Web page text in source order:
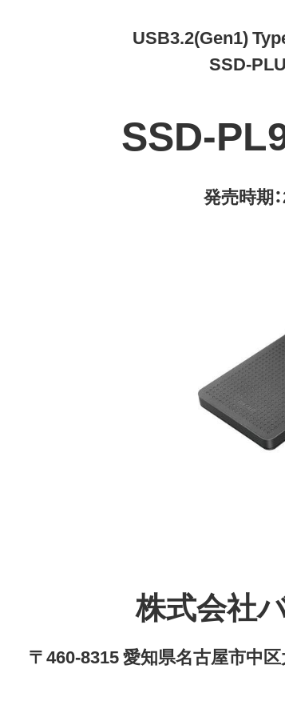
USB3.2(Gen1)
SSD-
SSD-
発売時期
株式会社
〒460-8315 愛知県名古屋市中区